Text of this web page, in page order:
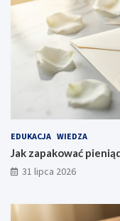
EDUKACJA WIEDZA
Jak zapakować
31 lipca 2026